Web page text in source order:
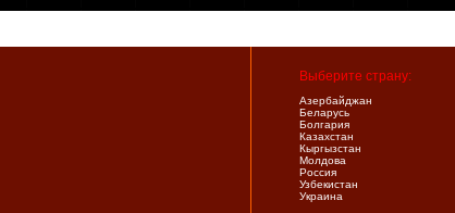
Выберите страну:
Азербайджан
Беларусь
Болгария
Казахстан
Кыргызстан
Молдова
Россия
Узбекистан
Украина